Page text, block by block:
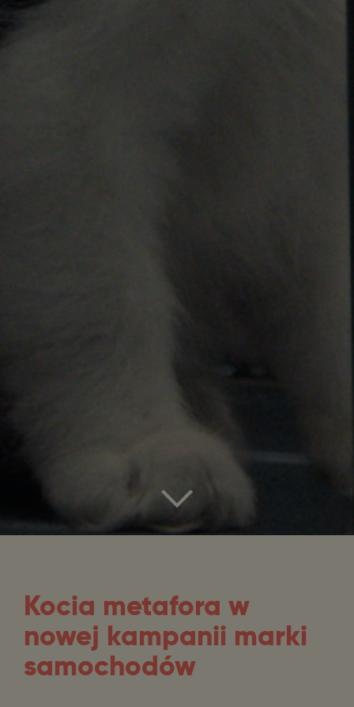
Kocia metafora w
nowej kampanii marki
samochodów